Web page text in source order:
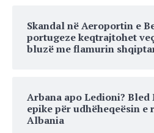
Skandal në Aeroportin e
portugeze keqtrajtohet
bluzë me flamurin
Arbana apo Ledioni?
epike për udhëheqeësin
Albania